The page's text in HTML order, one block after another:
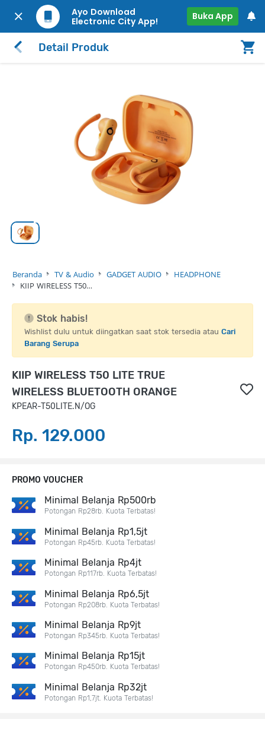
Ayo Download
Electronic City App!
Buka App
Detail Produk
Beranda TV & Audio GADGET AUDIO
HEADPHONE
KIIP WIRELESS T50…
Stok habis!
Wishlist dulu untuk diingatkan saat stok tersedia atau Cari
Barang Serupa
KIIP WIRELESS T50 LITE TRUE
WIRELESS BLUETOOTH ORANGE
KPEAR-T50LITE.N/OG
Rp. 129.000
PROMO VOUCHER
Minimal Belanja Rp500rb
Potongan Rp28rb. Kuota Terbatas!
Minimal Belanja Rp1,5jt
Potongan Rp45rb. Kuota Terbatas!
Minimal Belanja Rp4jt
Potongan Rp117rb. Kuota Terbatas!
Minimal Belanja Rp6,5jt
Potongan Rp208rb. Kuota Terbatas!
Minimal Belanja Rp9jt
Potongan Rp345rb. Kuota Terbatas!
Minimal Belanja Rp15jt
Potongan Rp450rb. Kuota Terbatas!
Minimal Belanja Rp32jt
Potongan Rp1,7jt. Kuota Terbatas!